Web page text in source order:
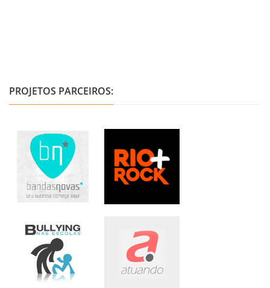
PROJETOS PARCEIROS: